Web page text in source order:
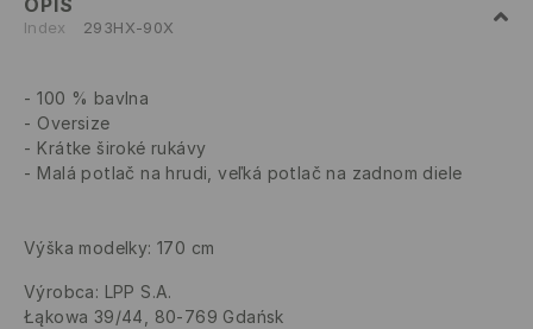
OPIS
Index 293HX-90X
100 % bavlna
Oversize
Krátke široké rukávy
Malá potlač na hrudi, veľká potlač na zadnom diele
Výška modelky: 170 cm
Výrobca: LPP S.A.
Łąkowa 39/44, 80-769 Gdańsk